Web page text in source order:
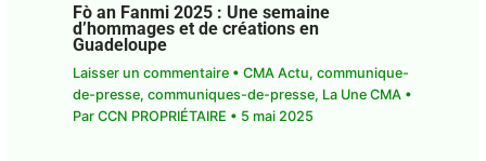
Fò an Fanmi 2025 : Une semaine
d’hommages et de créations en
Guadeloupe
Laisser un commentaire • CMA Actu,
communique-de-presse,communiques-de-
presse,La Une CMA• Par CCN PROPRIÉTAIRE